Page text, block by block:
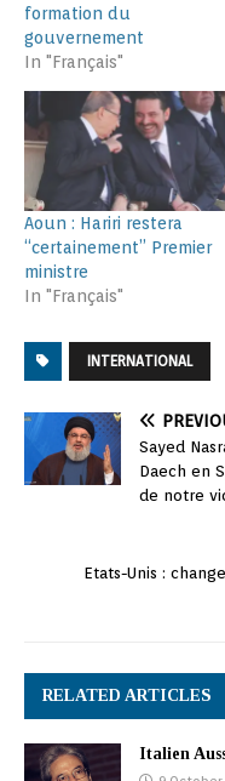
formation du
gouvernement
In "Français"
Aoun : Hariri restera
“certainement” Premier
ministre
In "Français"
INTERNATIONAL
Sayed
Daech en
de notre
Etats-Unis :
RELATED ARTICLES
Italien